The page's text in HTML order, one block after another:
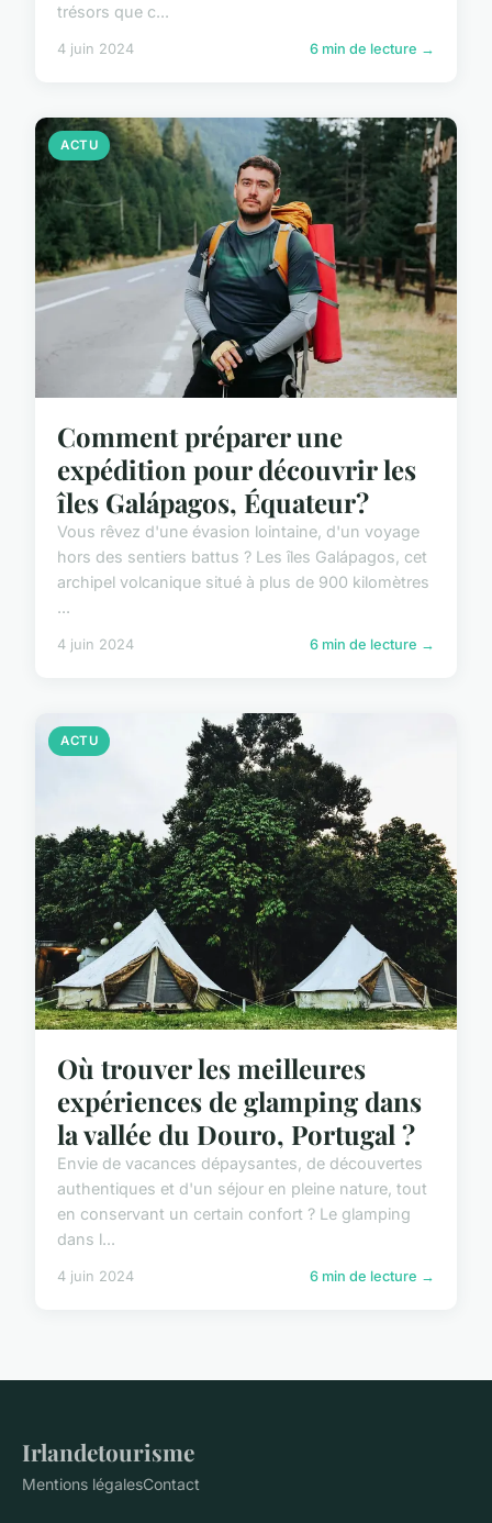
trésors que c...
4 juin 2024 6 min de lecture →
ACTU
Comment préparer une
expédition pour découvrir les
îles Galápagos, Équateur?
Vous rêvez d'une évasion lointaine, d'un voyage
hors des sentiers battus ? Les îles Galápagos, cet
archipel volcanique situé à plus de 900 kilomètres
...
4 juin 2024 6 min de lecture →
ACTU
Où trouver les meilleures
expériences de glamping dans
la vallée du Douro, Portugal ?
Envie de vacances dépaysantes, de découvertes
authentiques et d'un séjour en pleine nature, tout
en conservant un certain confort ? Le glamping
dans l...
4 juin 2024 6 min de lecture →
Irlandetourisme
Mentions légalesContact